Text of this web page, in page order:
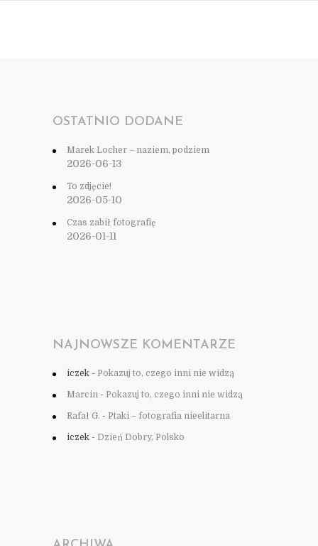
OSTATNIO DODANE
Marek Locher – naziem, podziem
2026-06-13
To zdjęcie!
2026-05-10
Czas zabił fotografię
2026-01-11
NAJNOWSZE KOMENTARZE
iczek - Pokazuj to, czego inni nie widzą
Marcin - Pokazuj to, czego inni nie widzą
Rafał G. - Ptaki – fotografia nieelitarna
iczek - Dzień Dobry, Polsko